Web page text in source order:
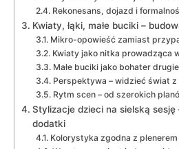
Rekonesans, dojazd i
Kwiaty, łąki, małe buciki –
Mikro-opowieść zamiast
Kwiaty jako nitka prowadząca
Małe buciki jako bohater
Perspektywa – widzieć świat
Rytm scen – od szerokich
Stylizacje dzieci na sielską sesję
dodatki
Kolorystyka zgodna z plenerem